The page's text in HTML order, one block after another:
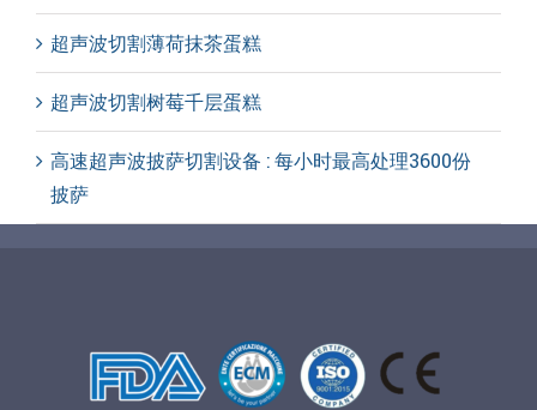
超声波切割薄荷抹茶蛋糕
超声波切割树莓千层蛋糕
高速超声波披萨切割设备 : 每小时最高处理3600份
披萨